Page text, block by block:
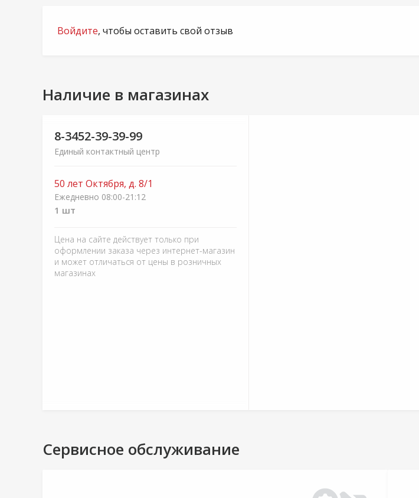
Войдите, чтобы оставить свой отзыв
Наличие в магазинах
8-3452-39-39-99
Единый контактный центр
50 лет Октября, д. 8/1
Ежедневно 08:00-21:12
1 шт
Цена на сайте действует только при
оформлении заказа через интернет-магазин
и может отличаться от цены в розничных
магазинах
Сервисное обслуживание